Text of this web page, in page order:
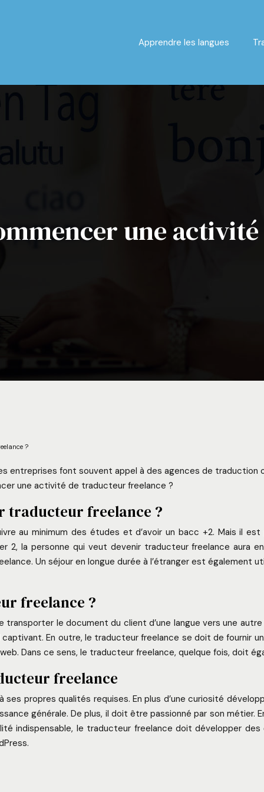
Apprendre les langues
une
?
entreprises font souvent appel à des agences de
une activité de traducteur freelance ?
traducteur freelance ?
au minimum des études et d’avoir un bacc +2. Mais il
2, la personne qui veut devenir traducteur freelance aura
Un séjour en longue durée à l’étranger est également
freelance ?
le document du client d’une langue vers une
En outre, le traducteur freelance se doit de fournir
Dans ce sens, le traducteur freelance, quelque fois, doit
freelance
propres qualités requises. En plus d’une curiosité
générale. De plus, il doit être passionné par son
indispensable, le traducteur freelance doit développer